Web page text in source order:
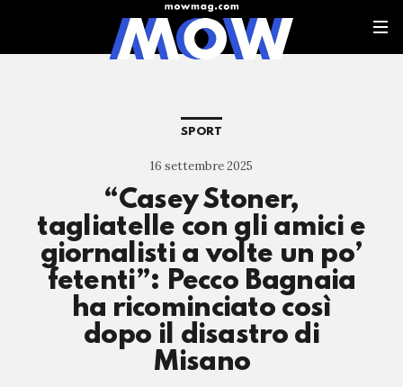
SPORT
16 settembre 2025
“Casey Stoner,
tagliatelle con gli amici e
giornalisti a volte un po’
fetenti”: Pecco Bagnaia
ha ricominciato così
dopo il disastro di
Misano